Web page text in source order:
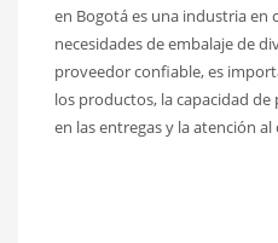
en Bogotá es una industria en
necesidades de embalaje de
proveedor confiable, es
los productos, la capacidad
en las entregas y la atención al